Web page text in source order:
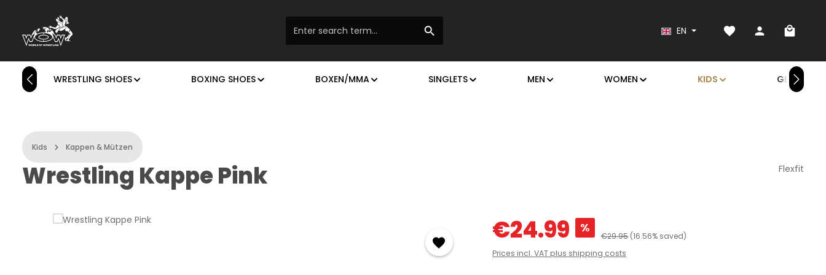
to main content
Skip to search
Skip to main navigation
EN
You have 0 wishlist
WRESTLING SHOES BOXING SHOES BOXEN/MMA SINGLETS MEN WOMEN KIDS GEAR
Kids Kappen & Mützen
Wrestling Kappe Pink Flexfit
Sale price:
€24.99 %
Regular price:
€29.95 (16.56% saved)
Prices incl. VAT plus shipping costs